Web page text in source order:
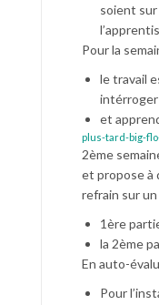
soient
Pour la
le travail
et
plus-tard-big-
2ème
et propose à
refrain sur
1ère
la 2ème
En auto-
Pour